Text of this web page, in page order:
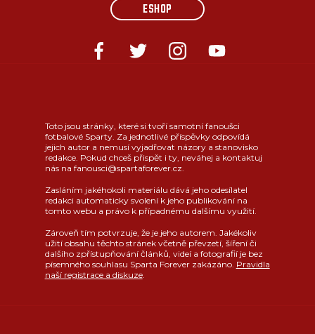
ESHOP
Toto jsou stránky, které si tvoří samotní fanoušci
fotbalové Sparty. Za jednotlivé příspěvky odpovídá
jejich autor a nemusí vyjadřovat názory a stanovisko
redakce. Pokud chceš přispět i ty, neváhej a kontaktuj
nás na fanousci@spartaforever.cz.
Zasláním jakéhokoli materiálu dává jeho odesílatel
redakci automaticky svolení k jeho publikování na
tomto webu a právo k případnému dalšímu využití.
Zároveň tím potvrzuje, že je jeho autorem. Jakékoliv
užití obsahu těchto stránek včetně převzetí, šíření či
dalšího zpřístupňování článků, videí a fotografií je bez
písemného souhlasu Sparta Forever zakázáno. Pravidla
naší registrace a diskuze.